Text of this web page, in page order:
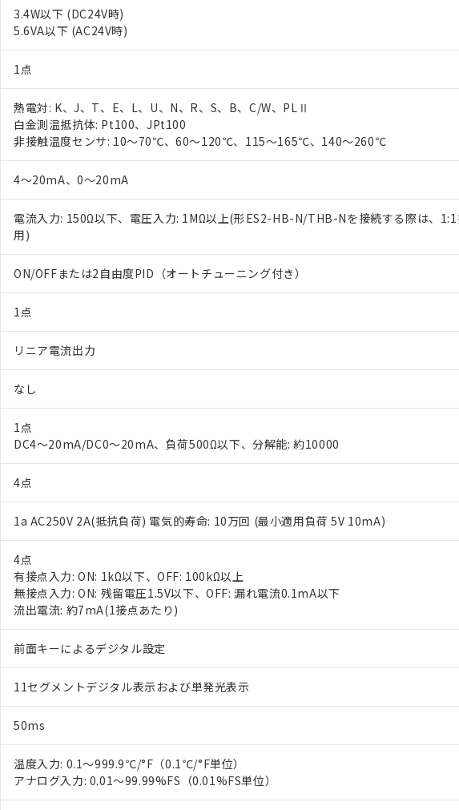
3.4W以下 (DC24V時)
5.6VA以下 (AC24V時)
1点
熱電対: K、J、T、E、L、U、N、R、S、B、C/W、PLⅡ
白金測温抵抗体: Pt100、JPt100
非接触温度センサ: 10～70℃、60～120℃、115～165℃、140～260℃
4～20mA、0～20mA
電流入力: 150Ω以下、電圧入力: 1MΩ以上(形ES2-HB-N/THB-Nを接続する際は、1:1
用)
ON/OFFまたは2自由度PID（オートチューニング付き）
1点
リニア電流出力
なし
1点
DC4～20mA/DC0～20mA、負荷500Ω以下、分解能: 約10000
4点
1a AC250V 2A(抵抗負荷) 電気的寿命: 10万回 (最小適用負荷 5V 10mA)
4点
有接点入力: ON: 1kΩ以下、OFF: 100kΩ以上
無接点入力: ON: 残留電圧1.5V以下、OFF: 漏れ電流0.1mA以下
流出電流: 約7mA(1接点あたり)
前面キーによるデジタル設定
11セグメントデジタル表示および単発光表示
50ms
温度入力: 0.1～999.9℃/°F（0.1℃/°F単位）
アナログ入力: 0.01～99.99%FS（0.01%FS単位）
ご利用条件
以下の条件をお読みいただき、同意のうえご利用ください。
本サービスは、当社制御機器事業取扱商品の当社在庫状況および標準価格(税抜)を
くものです。
当社制御機器事業取扱商品の中には、本サービスの対象外となる商品もあることを
のであり、閲覧された時点での実際の在庫および標準価格とは異なる場合があるこ
い。
正式な納期状況および標準価格はお客様のお取引先、またはお客様担当のオムロン
※1 対応状況
対応済み：EU RoHS指令（10物質）の非含有に対応した製品が提供可能な商品です。
対応予定：EU RoHS指令（10物質）の非含有に対応した製品に切り替える予定のある商
対応予定なし：EU RoHS指令（10物質）の非含有に非対応の商品で、対応品を出す予
調査・確認中：EU RoHS指令（10物質）の非含有の対応状況を調査中または確認中の商
非該当品：ライセンス料など無形物で、有害物質有無と関係のない商品です。
があります。
*EU RoHS指令（10物質）：
フタル酸ビス(2-エチルヘキシル) (DEHP)(別名：DOP) 1000ppm以下、フタル酸ブチルベンジル（BBP）
但し、RoHS指令で産業用監視および制御機器に対する適用除外項目は除く。
フタル酸エステル類の４物質については閾値を超える意図的な使用がないことを確認しています。
※1 中国RoHS○×表
「○」：最大均質材料含有率が中国RoHSの基準値以下であることを示します。
「×」：最大均質材料含有率が中国RoHSの基準値を超えていることを示します。
*中国RoHS10物質の基準値 (GB/T26572)：
Pb(鉛) :1000ppm、 Hg(水銀) : 1000ppm、 Cd(カドミウム) : 100ppm、
Cr(Ⅵ)(六価クロム) : 1000ppm、 PBBs(ポリ臭化ビフェニル類) : 1000ppm、 PBDEs(ポリ臭化ジフェニルエーテ
DBP(フタル酸ジブチル) : 1000ppm、 DIBP(フタル酸ジイソブチル) : 1000ppm、 BBP(フタル酸ブチルベンジル)
DEHP(フタル酸ビス(2-エチルヘキシル)) : 1000ppm
当社は、これら貴社製品のうち、外国為替および外国貿易法に定める商品（以下｢
う）を輸出または国外への提供する場合は、日本国政府の輸出許可(または役務取
などの必要な手続きをとります。
当社は規制貨物を破棄する場合は、完全に破砕するなど、違法に輸出されないよう
ます。
当社は貴社製品を、核兵器、ミサイル、化学兵器、生物兵器またはその他武器並び
置等に一切使用いたしません。
号
○ 一定数以上の在庫あり